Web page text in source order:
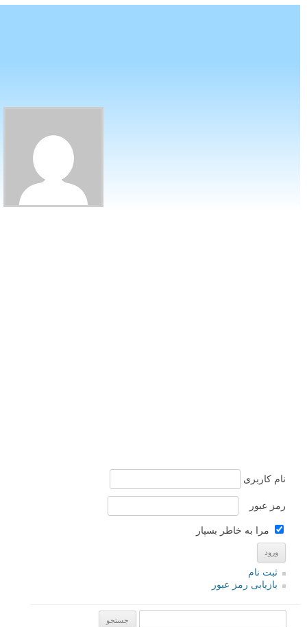
نام کاربری
رمز عبور
مرا به خاطر بسپار
ثبت نام
بازیابی رمز عبور